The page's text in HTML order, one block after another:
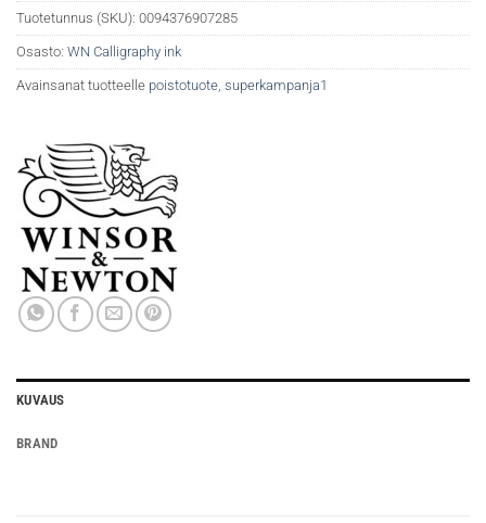
Tuotetunnus (SKU): 0094376907285
Osasto: WN Calligraphy ink
Avainsanat tuotteelle poistotuote, superkampanja1
KUVAUS
BRAND